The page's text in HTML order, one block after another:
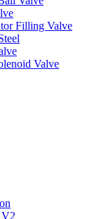
Filling Valve
Valve
V2